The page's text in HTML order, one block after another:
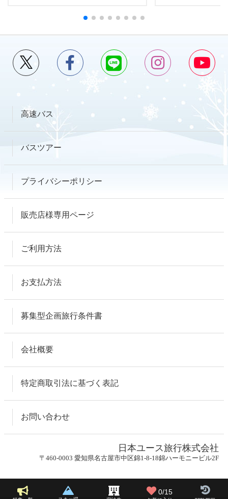
高速バス
バスツアー
プライバシーポリシー
販売店様専用ページ
ご利用方法
お支払方法
募集型企画旅行条件書
会社概要
特定商取引法に基づく表記
お問い合わせ
日本ユース旅行株式会社
〒460-0003 愛知県名古屋市中区錦1-8-18錦ハーモニービル2F
0/15